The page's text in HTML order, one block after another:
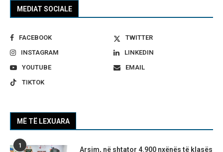
MEDIAT SOCIALE
FACEBOOK
TWITTER
INSTAGRAM
LINKEDIN
YOUTUBE
EMAIL
TIKTOK
MË TË LEXUARA
1
Arsim, në shtator 4.900 nxënës të klasës